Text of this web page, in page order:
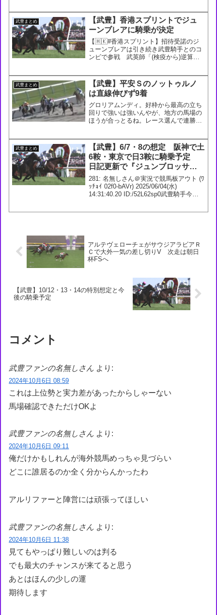
武豊まとめ
【武豊】香港スプリントでジュ
ーンブレアに騎乗が決定
【🇭🇰#香港スプリント】招待受諾のジ
ューンブレアは引き続き武豊騎手とのコ
ンビで参戦 武英師「(検疫から)逆算し
2025 209: ...
武豊まとめ
【武豊】平安Ｓのノットゥルノ
は直線伸びず9着
グロリアムンディ。好枠から最高の立ち
回りで強いは強いんやが、地方の馬場の
ほうが合っとるね。レース選んで連勝を
リアス、ヴァンヤールとそれぞれ力を出
し切って人気どおりの決...
武豊まとめ
【武豊】6/7・8の想定 阪神で土
6鞍・東京で日3鞍に騎乗予定
日記更新で『ジュンブロッサム
はソウルラッシュを破った星が
あり、その脚を引き出すことが
できれば差のない競馬ができる
281: 名無しさん＠実況で競馬板アウト (ﾜ
ｯﾁｮｲ 02f0-bAVr) 2025/06/04(水)
14:31:40.20 ID:/52L62sp0武豊騎手今週
アルテヴェローチェがサウジアラビアＲ
Ｃで大外一気の差し切りV 次走は朝日
杯FSへ
【武豊】10/12・13・14の特別想定と今
後の騎乗予定
コメント
武豊ファンの名無しさん より:
2024年10月6日 08:59
これは上位勢と実力差があったからしゃーない
馬場確認できただけOKよ
武豊ファンの名無しさん より:
2024年10月6日 09:11
俺だけかもしれんが海外競馬めっちゃ見づらい
どこに誰居るのか全く分からんかったわ
アルリファーと陣営には頑張ってほしい
武豊ファンの名無しさん より:
2024年10月6日 11:38
見てもやっぱり難しいのは判る
でも最大のチャンスが来てると思う
あとはほんの少しの運
期待します